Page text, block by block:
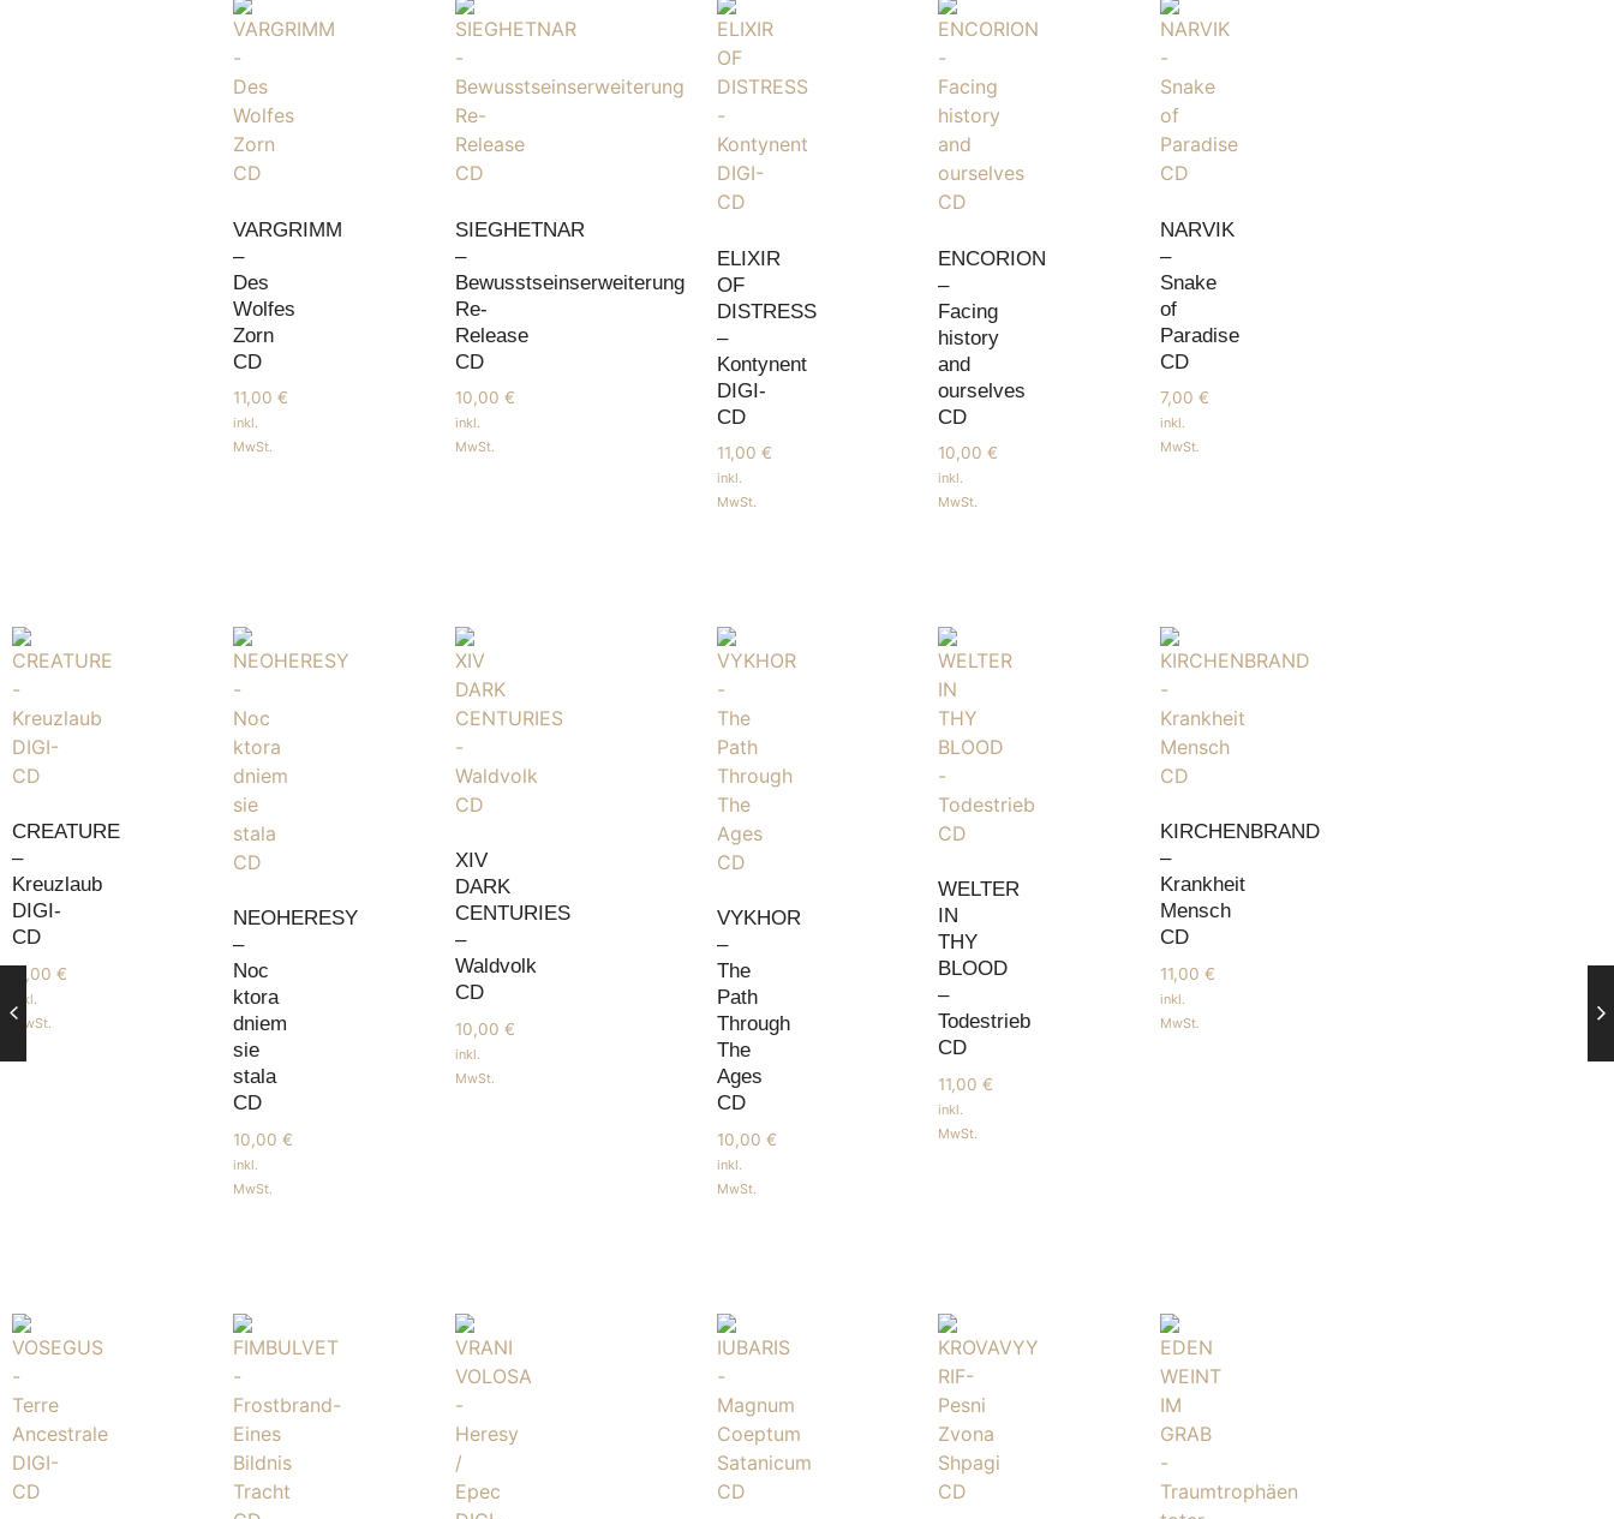
VARGRIMM
–
Des
Wolfes
Zorn
CD
11,00€
inkl.
MwSt.
SIEGHETNAR
–
Bewusstseinserweiterung
Re-
Release
CD
10,00 €
inkl.
MwSt.
ELIXIR
OF
DISTRESS
–
Kontynent
DIGI-
CD
11,00€
inkl.
MwSt.
ENCORION
–
Facing
history
and
ourselves
CD
10,00€
inkl.
MwSt.
NARVIK
–
Snake
of
Paradise
CD
7,00 €
inkl.
MwSt.
CREATURE
–
Kreuzlaub
DIGI-
CD
11,00 €
inkl.
MwSt.
NEOHERESY
–
Noc
ktora
dniem
sie
stala
CD
10,00€
inkl.
MwSt.
XIV
DARK
CENTURIES
–
Waldvolk
CD
10,00 €
inkl.
MwSt.
VYKHOR
–
The
Path
Through
The
Ages
CD
10,00€
inkl.
MwSt.
WELTER
IN
THY
BLOOD
–
Todestrieb
CD
11,00€
inkl.
MwSt.
KIRCHENBRAND
–
Krankheit
Mensch
CD
11,00 €
inkl.
MwSt.